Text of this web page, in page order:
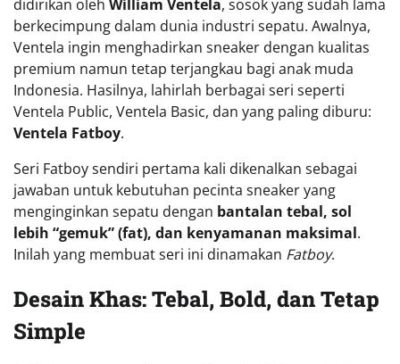
didirikan oleh William Ventela, sosok yang sudah lama
berkecimpung dalam dunia industri sepatu. Awalnya,
Ventela ingin menghadirkan sneaker dengan kualitas
premium namun tetap terjangkau bagi anak muda
Indonesia. Hasilnya, lahirlah berbagai seri seperti
Ventela Public, Ventela Basic, dan yang paling diburu:
Ventela Fatboy.
Seri Fatboy sendiri pertama kali dikenalkan sebagai
jawaban untuk kebutuhan pecinta sneaker yang
menginginkan sepatu dengan bantalan tebal, sol
lebih “gemuk” (fat), dan kenyamanan maksimal.
Inilah yang membuat seri ini dinamakan Fatboy.
Desain Khas: Tebal, Bold, dan Tetap
Simple